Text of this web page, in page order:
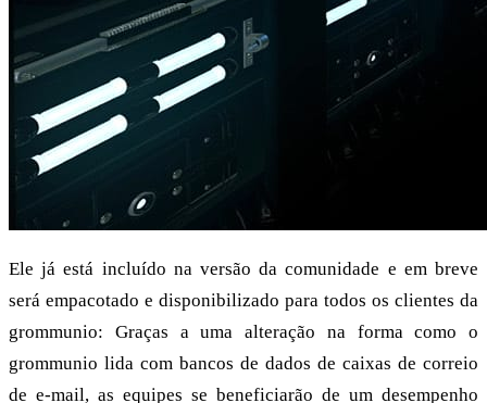
Ele já está incluído na versão da comunidade e em breve
será empacotado e disponibilizado para todos os clientes da
grommunio: Graças a uma alteração na forma como o
grommunio lida com bancos de dados de caixas de correio
de e-mail, as equipes se beneficiarão de um desempenho